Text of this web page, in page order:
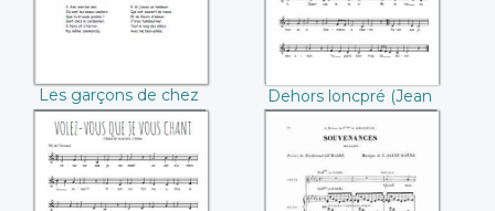
Les garçons de chez
nous
Dehors loncpré (Jean
Erars)
Volez-vous que je
Souvenances